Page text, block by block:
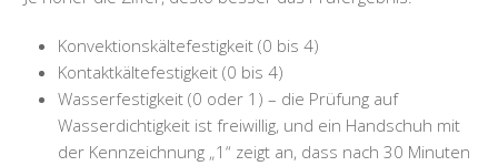
Konvektionskältefestigkeit (0 bis 4)
Kontaktkältefestigkeit (0 bis 4)
Wasserfestigkeit (0 oder 1) – die Prüfung auf
Wasserdichtigkeit ist freiwillig, und ein Handschuh mit
der Kennzeichnung „1“ zeigt an, dass nach 30 Minuten